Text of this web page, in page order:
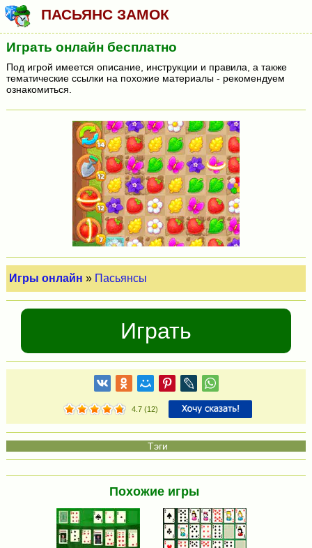
ПАСЬЯНС ЗАМОК
Играть онлайн бесплатно
Под игрой имеется описание, инструкции и правила, а также
тематические ссылки на похожие материалы - рекомендуем
ознакомиться.
Игры онлайн » Пасьянсы
Играть
4.7(12)
Похожие игры